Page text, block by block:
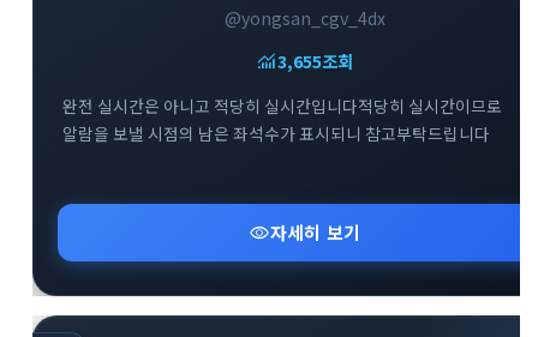
@yongsan_cgv_4dx
monitoring3,655조회
완전 실시간은 아니고 적당히 실시간입니다적당히 실시간이므로
알람을 보낼 시점의 남은 좌석수가 표시되니 참고부탁드립니다
visibility자세히 보기